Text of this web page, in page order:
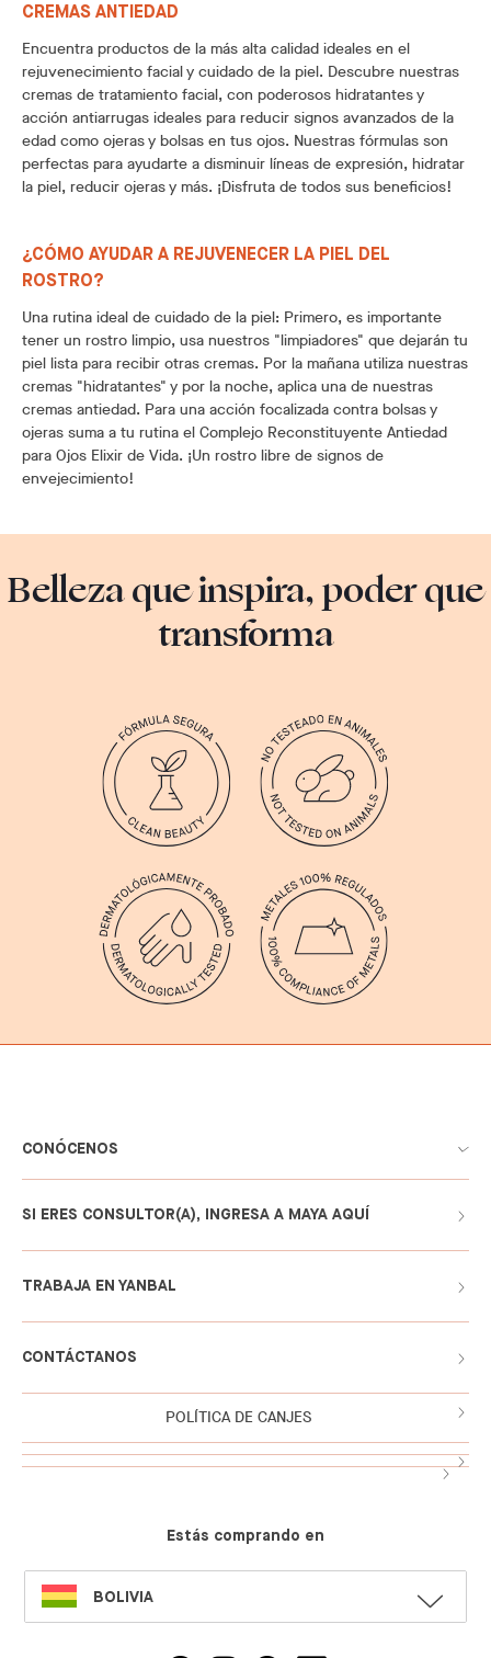
CREMAS ANTIEDAD
Encuentra productos de la más alta calidad ideales en el
rejuvenecimiento facial y cuidado de la piel. Descubre nuestras
cremas de tratamiento facial, con poderosos hidratantes y
acción antiarrugas ideales para reducir signos avanzados de la
edad como ojeras y bolsas en tus ojos. Nuestras fórmulas son
perfectas para ayudarte a disminuir líneas de expresión, hidratar
la piel, reducir ojeras y más. ¡Disfruta de todos sus beneficios!
¿CÓMO AYUDAR A REJUVENECER LA PIEL DEL
ROSTRO?
Una rutina ideal de cuidado de la piel: Primero, es importante
tener un rostro limpio, usa nuestros "limpiadores" que dejarán tu
piel lista para recibir otras cremas. Por la mañana utiliza nuestras
cremas "hidratantes" y por la noche, aplica una de nuestras
cremas antiedad. Para una acción focalizada contra bolsas y
ojeras suma a tu rutina el Complejo Reconstituyente Antiedad
para Ojos Elixir de Vida. ¡Un rostro libre de signos de
envejecimiento!
Belleza que inspira, poder que
transforma
CONÓCENOS
SI ERES CONSULTOR(A), INGRESA A MAYA AQUÍ
TRABAJA EN YANBAL
CONTÁCTANOS
POLÍTICA DE CANJES
Estás comprando en
SELECT
LANGUAGE
BOLIVIA